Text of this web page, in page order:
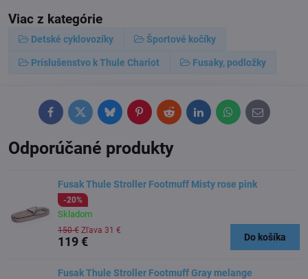
Viac z kategórie
Detské cyklovozíky Športové kočíky
Príslušenstvo k Thule Chariot Fusaky, podložky
FacebookTwitterBlueskyPinterestRedditLinkedInWhatsApp
E-
mail
Odporúčané produkty
Fusak Thule Stroller Footmuff Misty rose pink
-20%
Skladom
119 €
150 € Zľava 31 €
Do košíka
Fusak Thule Stroller Footmuff Gray melange